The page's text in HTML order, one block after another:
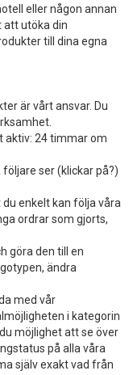
eller någon annan
att utöka din
till dina egna
är vårt ansvar. Du
aktiv: 24 timmar om
ser (klickar på?)
enkelt kan följa våra
ordrar som gjorts,
göra den till en
ändra
med vår
i kategorin
möjlighet att se över
på alla våra
själv exakt vad från